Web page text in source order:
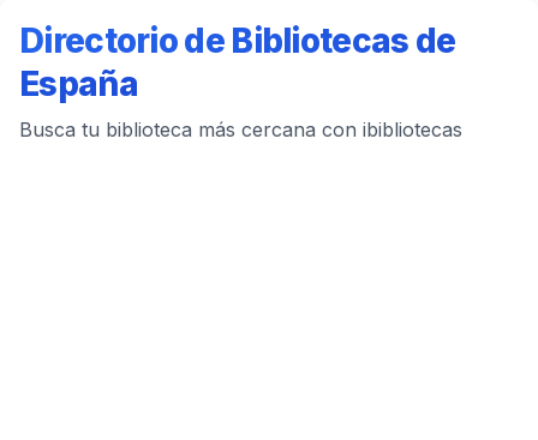
Directorio de Bibliotecas de
España
Busca tu biblioteca más cercana con ibibliotecas